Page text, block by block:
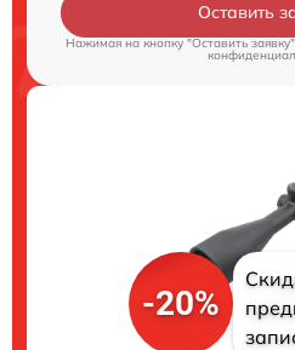
Оставить
Нажимая на кнопку "Оставить
-20%